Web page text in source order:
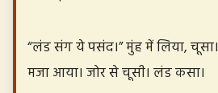
“लंड संग ये पसंद।” मुंह में लिया, चूसा।
मजा आया। जोर से चूसी। लंड कसा।